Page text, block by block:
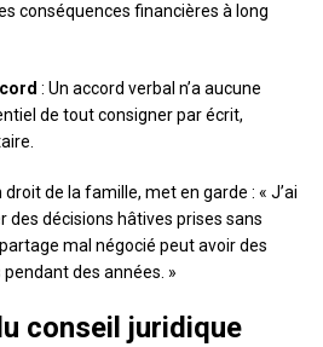
conséquences financières à long
: Un accord verbal n’a aucune
de tout consigner par écrit,
de la famille, met en garde : « J’ai
des décisions hâtives prises sans
mal négocié peut avoir des
des années. »
conseil juridique